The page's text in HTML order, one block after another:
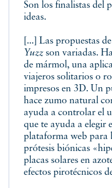
Son los finalistas del
ideas.
[...] Las propuestas
Yuzz son variadas.
de mármol, una
viajeros solitarios o
impresos en 3D. Un
hace zumo natural
ayuda a controlar el
que te ayuda a elegir
plataforma web para
prótesis biónicas
placas solares en
efectos pirotécnicos